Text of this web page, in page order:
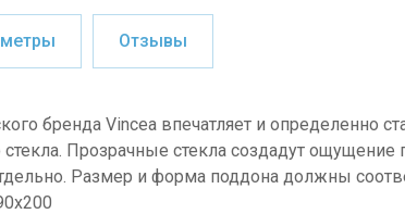
Отзывы
бренда Vincea впечатляет и
стекла. Прозрачные стекла создадут
Размер и форма поддона должны